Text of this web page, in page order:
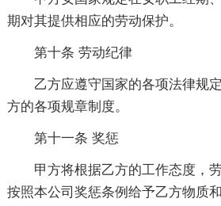
期对其提供相应的劳动保护。
第十条 劳动纪律
乙方应遵守国家的各项法律规
方的各项规章制度。
第十一条 奖惩
甲方将根据乙方的工作态度，
按照本公司奖惩条例给予乙方物质